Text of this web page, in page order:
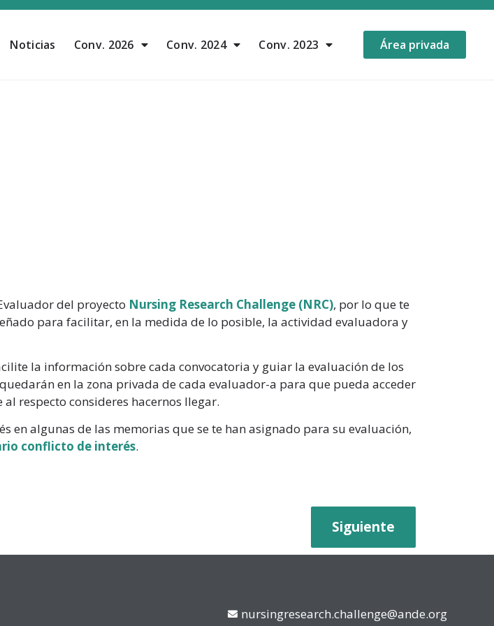
Noticias Conv. 2026 Conv. 2024 Conv. 2023 Área privada
del proyecto Nursing Research Challenge (NRC), por lo que te
para facilitar, en la medida de lo posible, la actividad evaluadora y
la información sobre cada convocatoria y guiar la evaluación de los
en la zona privada de cada evaluador-a para que pueda acceder
respecto consideres hacernos llegar.
en algunas de las memorias que se te han asignado para su evaluación,
conflicto de interés.
Siguiente
nursingresearch.challenge@ande.org